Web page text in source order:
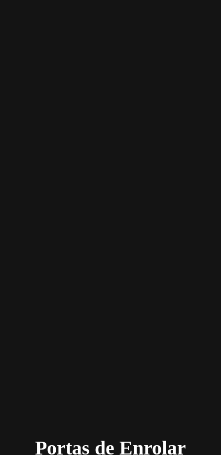
Portas de Enrolar